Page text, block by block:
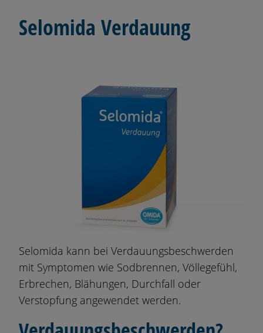
Selomida Verdauung
Selomida kann bei Verdauungsbeschwerden
mit Symptomen wie Sodbrennen, Völlegefühl,
Erbrechen, Blähungen, Durchfall oder
Verstopfung angewendet werden.